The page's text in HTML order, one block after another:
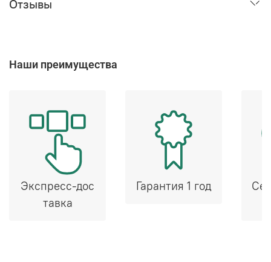
Отзывы
Наши преимущества
Экспресс-дос
тавка
Гарантия 1 год